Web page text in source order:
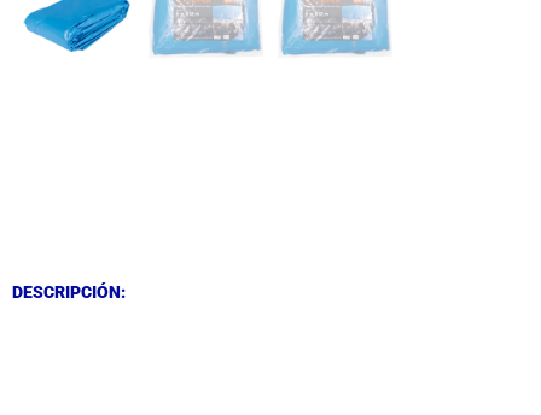
DESCRIPCIÓN: